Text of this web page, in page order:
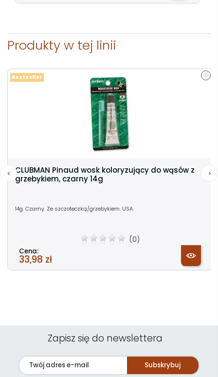
Produkty w tej linii
CLUBMAN Pinaud wosk koloryzujący do wąsów z
grzebykiem, czarny 14g
14g. Czarny. Ze szczoteczką/grzebykiem. USA.
(0)
Cena:
33,98 zł
Bestseller
Zapisz się do newslettera
Subskrybuj